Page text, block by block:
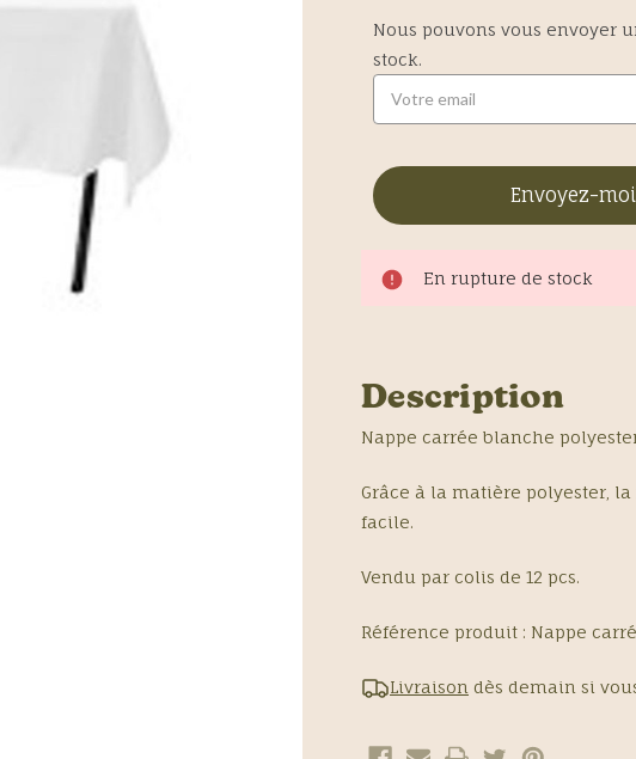
Nous pouvons vous envoyer
stock.
Envoyez-
En rupture de stock
Description
Nappe carrée blanche
Grâce à la matière polyester,
facile.
Vendu par colis de 12 pcs.
Référence produit : Nappe
Livraison dès demain si